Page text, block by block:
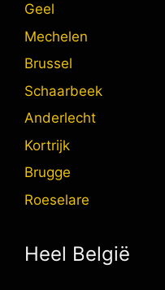
Geel
Mechelen
Brussel
Schaarbeek
Anderlecht
Kortrijk
Brugge
Roeselare
Heel België